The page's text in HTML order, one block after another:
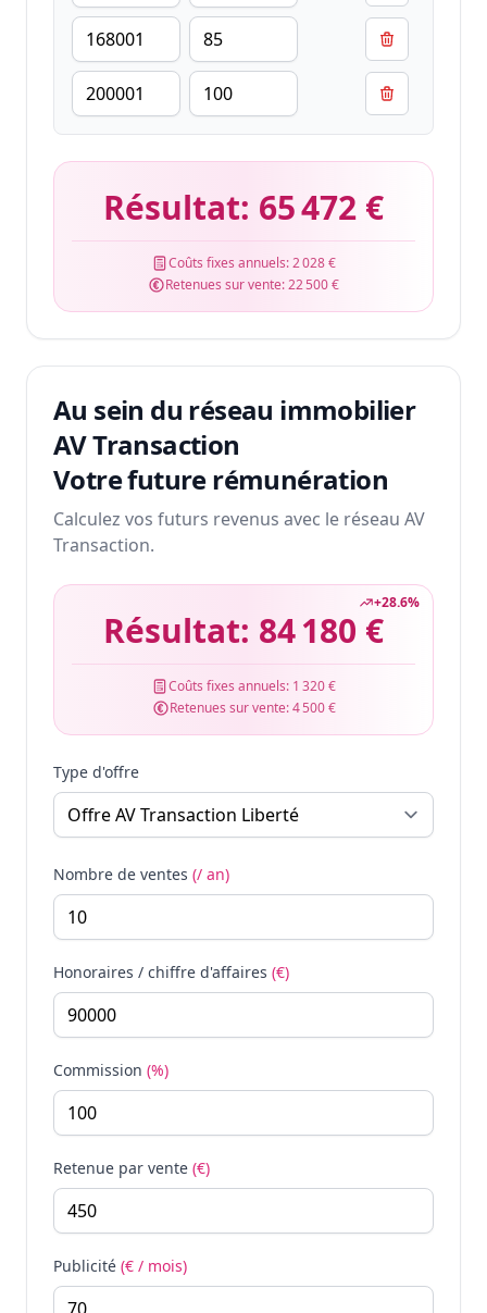
Résultat: 65 472 €
Coûts fixes annuels:2 028 €
Retenues sur vente:22 500 €
Au sein du réseau immobilier
AV Transaction
Votre future rémunération
Calculez vos futurs revenus avec le réseau AV
Transaction.
+28.6%
Résultat: 84 180 €
Coûts fixes annuels: 1 320 €
Retenues sur vente:4 500 €
Type d'offre
Nombre de ventes (/ an)
Honoraires / chiffre d'affaires (€)
Commission (%)
Retenue par vente (€)
Publicité (€ / mois)